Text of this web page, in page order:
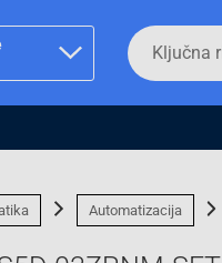
proizvoda i
Da
biste
potražili
proizvod,
broj,
EAN
Automatizacija